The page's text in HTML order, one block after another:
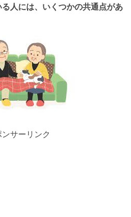
人には、いくつかの共通点があ
ンサーリンク